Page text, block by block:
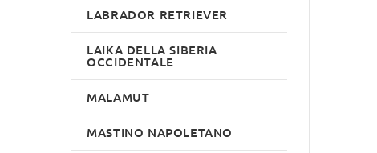
LABRADOR RETRIEVER
LAIKA DELLA SIBERIA
OCCIDENTALE
MALAMUT
MASTINO NAPOLETANO